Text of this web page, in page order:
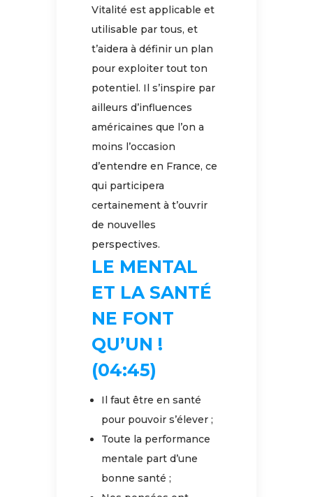
Vitalité est applicable et
utilisable par tous, et
t’aidera à définir un plan
pour exploiter tout ton
potentiel. Il s’inspire par
ailleurs d’influences
américaines que l’on a
moins l’occasion
d’entendre en France, ce
qui participera
certainement à t’ouvrir
de nouvelles
perspectives.
LE MENTAL
ET LA SANTÉ
NE FONT
QU’UN !
(04:45)
Il faut être en santé
pour pouvoir s’élever ;
Toute la performance
mentale part d’une
bonne santé ;